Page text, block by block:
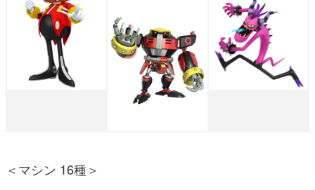
＜マシン 16種＞